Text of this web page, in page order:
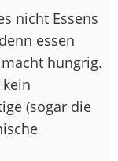
nicht Essens
essen
hungrig.
(sogar die